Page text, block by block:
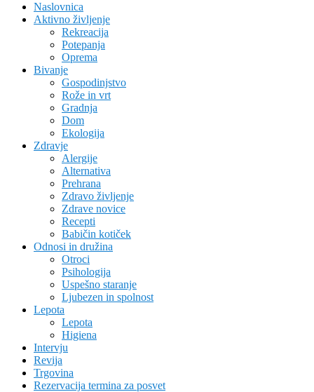
Naslovnica
Aktivno življenje
Rekreacija
Potepanja
Oprema
Bivanje
Gospodinjstvo
Rože in vrt
Gradnja
Dom
Ekologija
Zdravje
Alergije
Alternativa
Prehrana
Zdravo življenje
Zdrave novice
Recepti
Babičin kotiček
Odnosi in družina
Otroci
Psihologija
Uspešno staranje
Ljubezen in spolnost
Lepota
Lepota
Higiena
Intervju
Revija
Trgovina
Rezervacija termina za posvet